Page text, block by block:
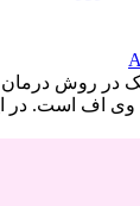
در روش درمان
وی اف است. در